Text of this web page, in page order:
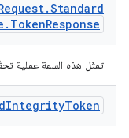
.Standard
. TokenResponse
تمثّل هذه السمة عملية
IntegrityToken